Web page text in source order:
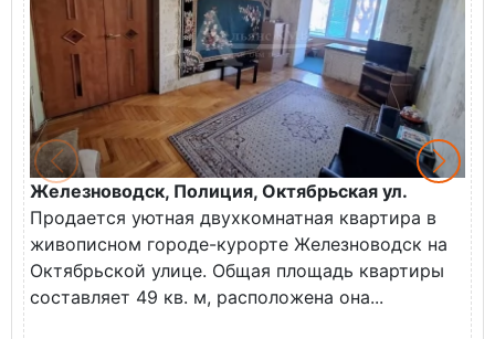
Железноводск, Полиция, Октябрьская ул.
Продается уютная двухкомнатная квартира в
живописном городе-курорте Железноводск на
Октябрьской улице. Общая площадь квартиры
составляет 49 кв. м, расположена она...